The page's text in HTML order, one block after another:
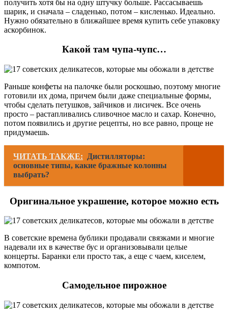
получить хотя бы на одну штучку больше. Рассасываешь
шарик, и сначала – сладенько, потом – кисленько. Идеально.
Нужно обязательно в ближайшее время купить себе упаковку
аскорбинок.
Какой там чупа-чупс…
Раньше конфеты на палочке были роскошью, поэтому многие
готовили их дома, причем были даже специальные формы,
чтобы сделать петушков, зайчиков и лисичек. Все очень
просто – растапливались сливочное масло и сахар. Конечно,
потом появились и другие рецепты, но все равно, проще не
придумаешь.
ЧИТАТЬ ТАКЖЕ:
Дистилляторы:
основные типы, какие бражные колонны
выбрать?
Оригинальное украшение, которое можно есть
В советские времена бублики продавали связками и многие
надевали их в качестве бус и организовывали целые
концерты. Баранки ели просто так, а еще с чаем, киселем,
компотом.
Самодельное пирожное